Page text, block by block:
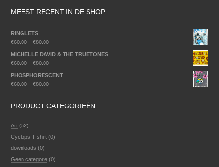
MEEST RECENT IN DE SHOP
RINGLETS
€60.00 –€80.00
MICHELLE DAVID & THE TRUETONES
€60.00 –€80.00
PHOSPHORESCENT
€60.00 –€80.00
PRODUCT CATEGORIEËN
Art (52)
Cyclops T-shirt (0)
downloads (0)
Geen categorie (0)